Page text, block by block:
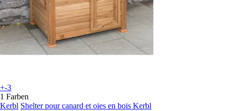
+-3
1 Farben
Kerbl Shelter pour canard et oies en bois Kerbl